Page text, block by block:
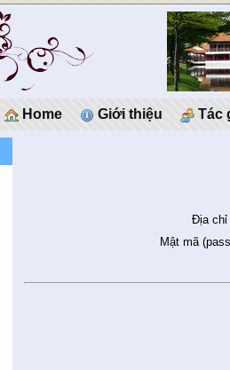
Home Giới thiệu Tác
Địa chỉ
Mật mã